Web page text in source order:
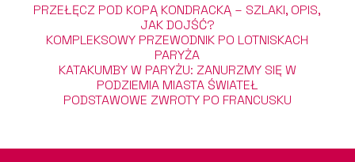
PRZEŁĘCZ POD KOPĄ KONDRACKĄ – SZLAKI, OPIS,
JAK DOJŚĆ?
KOMPLEKSOWY PRZEWODNIK PO LOTNISKACH
PARYŻA
KATAKUMBY W PARYŻU: ZANURZMY SIĘ W
PODZIEMIA MIASTA ŚWIATEŁ
PODSTAWOWE ZWROTY PO FRANCUSKU